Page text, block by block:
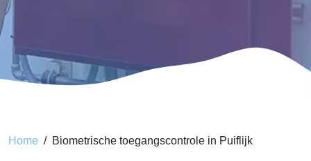
Home Biometrische toegangscontrole in Puiflijk